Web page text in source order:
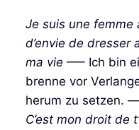
Je suis une femme
d’envie de dresser
ma vie —– Ich bin
brenne vor
herum zu setzen. —
C’est mon droit de